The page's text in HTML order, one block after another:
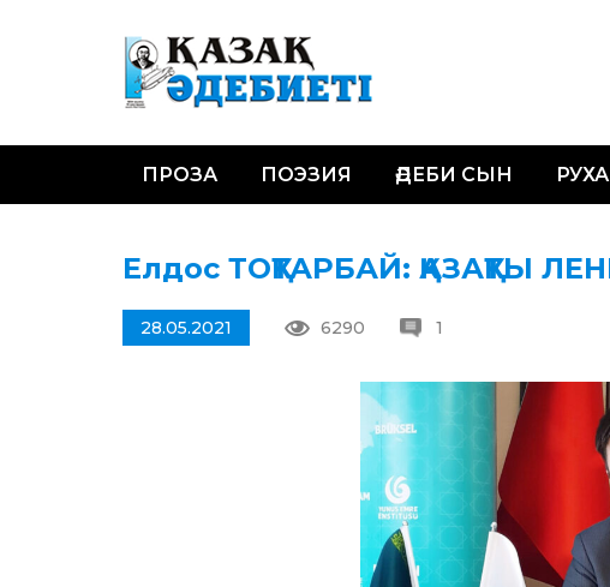
ПРОЗА ПОЭЗИЯ ӘДЕБИ СЫН
Елдос ТОҚТАРБАЙ: ҚАЗАҚТЫ
28.05.2021 6290 1